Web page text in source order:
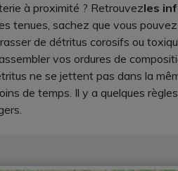
à proximité ? Retrouvezles
tenues, sachez que vous
de détritus corosifs ou
vos ordures de
ne se jettent pas dans la
de temps. Il y a quelques